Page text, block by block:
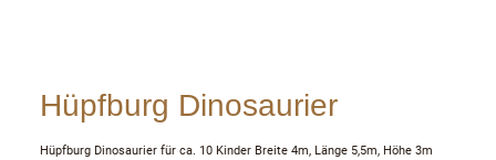
Hüpfburg Dinosaurier
Hüpfburg Dinosaurier für ca. 10 Kinder Breite 4m, Länge 5,5m, Höhe 3m